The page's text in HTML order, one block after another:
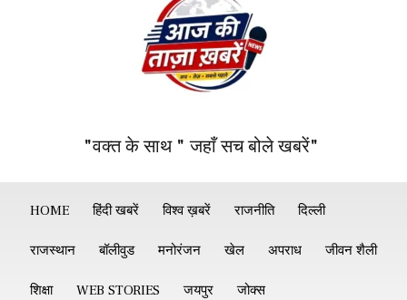
"वक्त के साथ " जहाँ सच बोले खबरें"
HOME हिंदी खबरें विश्व ख़बरें राजनीति दिल्ली
राजस्थान बॉलीवुड मनोरंजन खेल अपराध जीवन शैली
शिक्षा WEB STORIES जयपुर जोक्स